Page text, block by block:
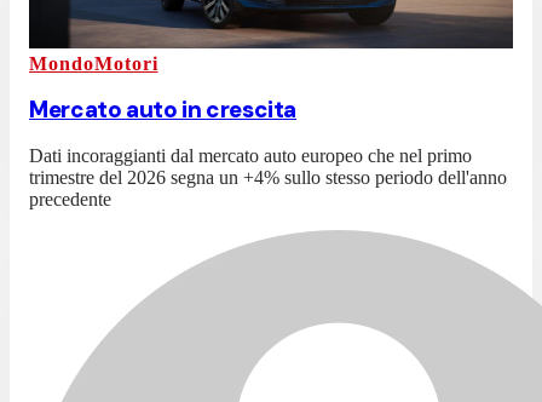
MondoMotori
Mercato auto in crescita
Dati incoraggianti dal mercato auto europeo che nel primo
trimestre del 2026 segna un +4% sullo stesso periodo dell'anno
precedente